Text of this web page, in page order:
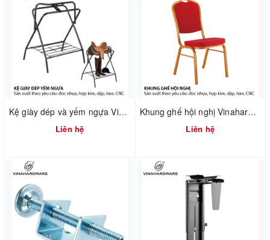
Kệ giày dép và yếm ngựa Vinahardware 2302.1.64006
Liên hệ
Khung ghế hội nghị Vinahardware mã 2302.1.7586
Liên hệ